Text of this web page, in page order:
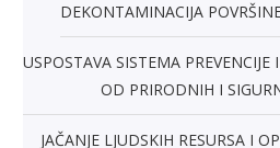
DEKONTAMINACIJA
USPOSTAVA SISTEMA
OD PRIRODNIH I
JAČANJE LJUDSKIH RESURSA I